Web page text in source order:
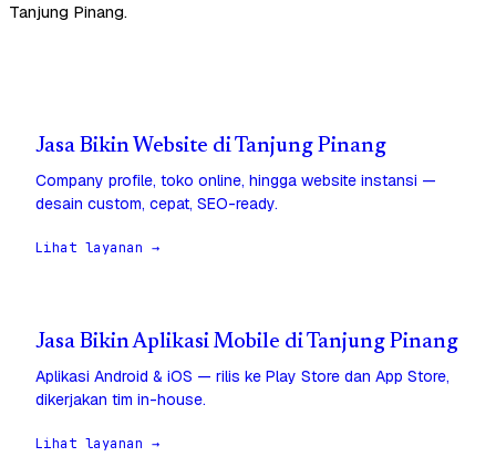
Tanjung Pinang.
Jasa Bikin Website di Tanjung Pinang
Company profile, toko online, hingga website instansi —
desain custom, cepat, SEO-ready.
Lihat layanan →
Jasa Bikin Aplikasi Mobile di Tanjung Pinang
Aplikasi Android & iOS — rilis ke Play Store dan App Store,
dikerjakan tim in-house.
Lihat layanan →